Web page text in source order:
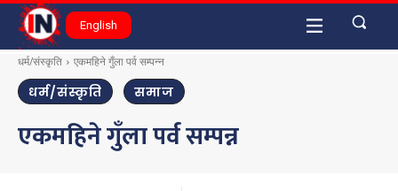
English
धर्म/संस्कृति एकमहिने गुँला पर्व सम्पन्न
धर्म/संस्कृति समाज
एकमहिने गुँला पर्व सम्पन्न